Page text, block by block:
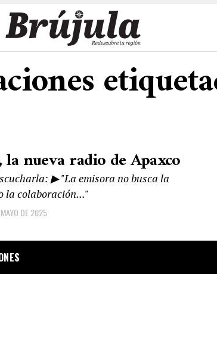
nueva radio de Apaxco
▶ "La emisora no busca la
la colaboración..."
DE 2025